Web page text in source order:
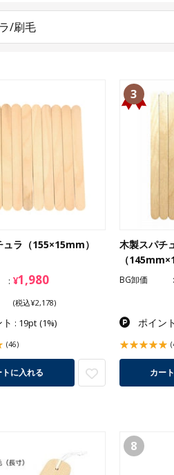
/刷毛
ラ（155×15mm）
¥1,980
(税込¥2,178)
: 19pt (1%)
(46)
トに入れる
3
木製スパチ
（
BG卸価
ポイント
カー
8